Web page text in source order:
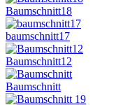
Baumschnitt18
baumschnitt17
Baumschnitt12
Baumschnitt